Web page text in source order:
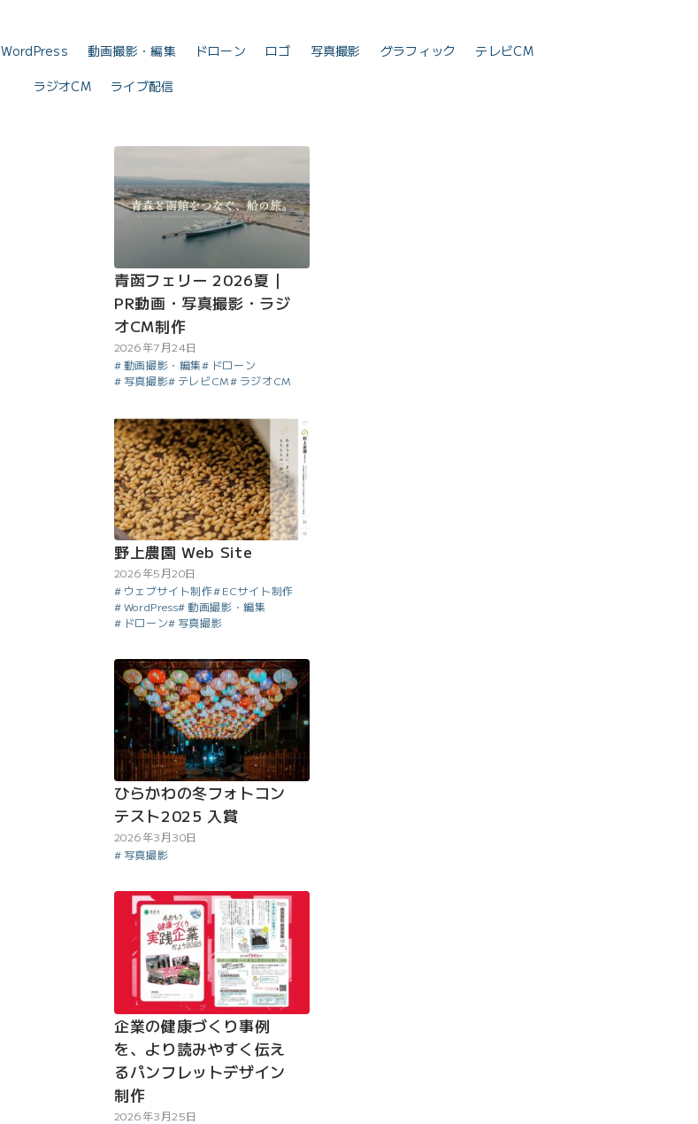
WordPress 動画撮影・編集 ドローン ロゴ 写真撮影 グラフィック
テレビCM
ラジオCM
ライブ配信
青函フェリー 2026夏｜
PR動画・写真撮影・ラジ
オCM制作
2026年7月24日
動画撮影・編集
ドローン
写真撮影
テレビCM ラジオCM
野上農園 Web Site
2026年5月20日
ウェブサイト制作
ECサイト制作
WordPress
動画撮影・編集
ドローン
写真撮影
ひらかわの冬フォトコン
テスト2025 入賞
2026年3月30日
写真撮影
企業の健康づくり事例
を、より読みやすく伝え
るパンフレットデザイン
制作
2026年3月25日